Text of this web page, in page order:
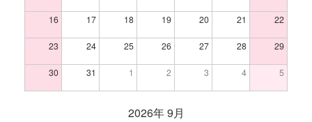
16 17 18 19 20 21 22
23 24 25 26 27 28 29
30 31 1 2 3 4 5
2026年 9月